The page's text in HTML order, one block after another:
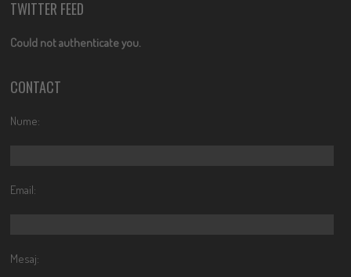
TWITTER FEED
Could not authenticate you.
CONTACT
Nume:
Email:
Mesaj: